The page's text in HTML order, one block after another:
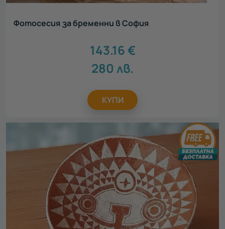
Фотосесия за бременни в София
143.16€
280 лв.
КУПИ